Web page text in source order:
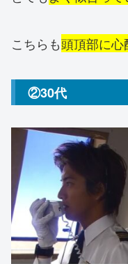
こちらも頭頂部に
②30代